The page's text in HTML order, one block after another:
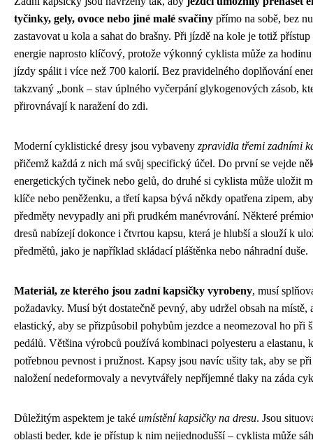
tyčinky, gely, ovoce nebo jiné malé svačiny přímo na sobě, bez
zastavovat u kola a sahat do brašny. Při jízdě na kole je totiž přístup
energie naprosto klíčový, protože výkonný cyklista může za
jízdy spálit i více než 700 kalorií. Bez pravidelného doplňování
takzvaný „bonk – stav úplného vyčerpání glykogenových zásob,
přirovnávají k naražení do zdi.
Moderní cyklistické dresy jsou vybaveny zpravidla třemi zadními
přičemž každá z nich má svůj specifický účel. Do první se vejde
energetických tyčinek nebo gelů, do druhé si cyklista může uložit
klíče nebo peněženku, a třetí kapsa bývá někdy opatřena zipem,
předměty nevypadly ani při prudkém manévrování. Některé
dresů nabízejí dokonce i čtvrtou kapsu, která je hlubší a slouží k
předmětů, jako je například skládací pláštěnka nebo náhradní duše.
Materiál, ze kterého jsou zadní kapsičky vyrobeny, musí
požadavky. Musí být dostatečně pevný, aby udržel obsah na místě,
elastický, aby se přizpůsobil pohybům jezdce a neomezoval ho při
pedálů. Většina výrobců používá kombinaci polyesteru a elastanu,
potřebnou pevnost i pružnost. Kapsy jsou navíc ušity tak, aby se
naložení nedeformovaly a nevytvářely nepříjemné tlaky na záda
Důležitým aspektem je také umístění kapsičky na dresu. Jsou
oblasti beder, kde je přístup k nim nejjednodušší – cyklista může